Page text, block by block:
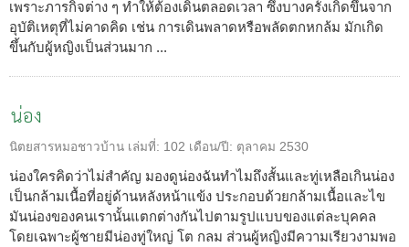
เพราะภารกิจต่าง ๆ ทำให้ต้องเดินตลอดเวลา ซึ่งบางครั้งเกิดขึ้นจาก
อุบัติเหตุที่ไม่คาดคิด เช่น การเดินพลาดหรือพลัดตกหกล้ม มักเกิด
ขึ้นกับผู้หญิงเป็นส่วนมาก ...
น่อง
นิตยสารหมอชาวบ้าน เล่มที่: 102 เดือน/ปี: ตุลาคม 2530
น่องใครคิดว่าไม่สำคัญ มองดูน่องฉันทำไมถึงสั้นและทู่เหลือเกินน่อง
เป็นกล้ามเนื้อที่อยู่ด้านหลังหน้าแข้ง ประกอบด้วยกล้ามเนื้อและไข
มันน่องของคนเรานั้นแตกต่างกันไปตามรูปแบบของแต่ละบุคคล
โดยเฉพาะผู้ชายมีน่องทู่ใหญ่ โต กลม ส่วนผู้หญิงมีความเรียวงามพอ